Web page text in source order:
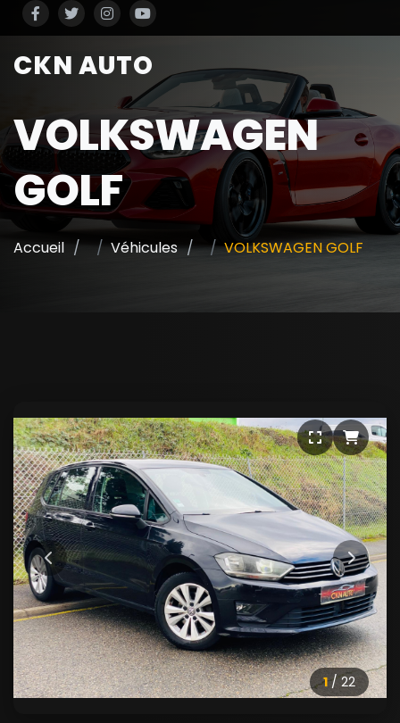
CKN AUTO
VOLKSWAGEN
GOLF
Accueil Véhicules VOLKSWAGEN GOLF
1/22